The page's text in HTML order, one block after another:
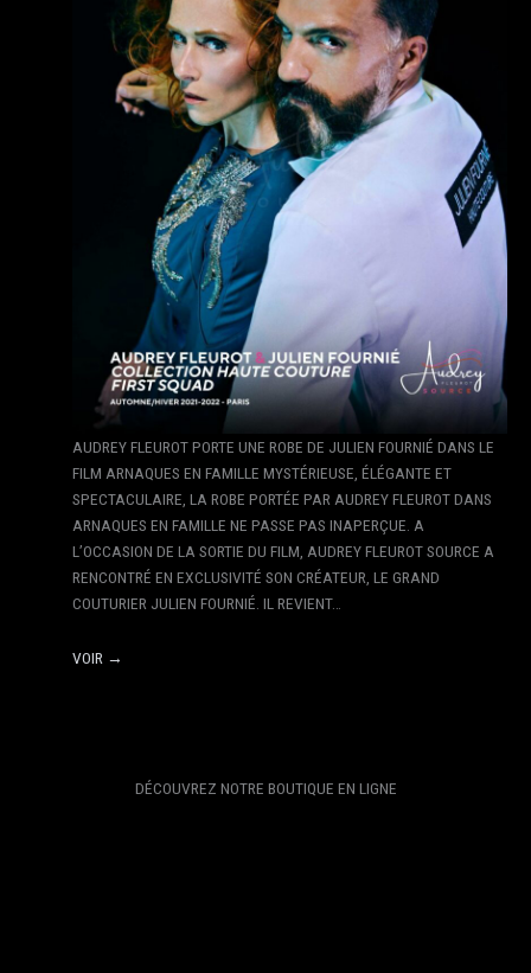
AUDREY FLEUROT PORTE UNE ROBE DE JULIEN FOURNIÉ DANS LE
FILM ARNAQUES EN FAMILLE MYSTÉRIEUSE, ÉLÉGANTE ET
SPECTACULAIRE, LA ROBE PORTÉE PAR AUDREY FLEUROT DANS
ARNAQUES EN FAMILLE NE PASSE PAS INAPERÇUE. A
L’OCCASION DE LA SORTIE DU FILM, AUDREY FLEUROT SOURCE A
RENCONTRÉ EN EXCLUSIVITÉ SON CRÉATEUR, LE GRAND
COUTURIER JULIEN FOURNIÉ. IL REVIENT…
VOIR →
DÉCOUVREZ NOTRE BOUTIQUE EN LIGNE